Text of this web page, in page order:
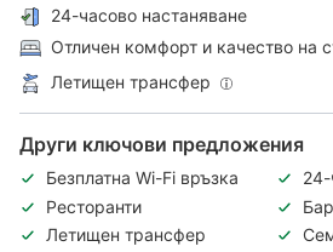
24-часово настаняване
Отличен комфорт и качество на
Летищен трансфер
Други ключови предложения
Безплатна Wi-Fi връзка
Ресторанти
Бар
Летищен трансфер